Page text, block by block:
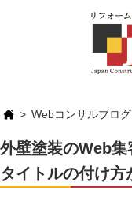
Webコンサルブログ
外壁塗装のWeb
タイトルの付け方